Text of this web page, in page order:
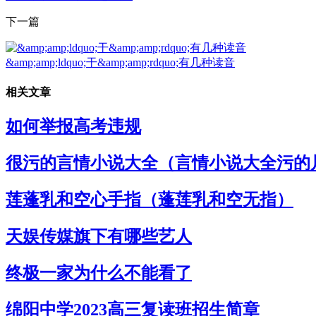
下一篇
&amp;amp;ldquo;干&amp;amp;rdquo;有几种读音
相关文章
如何举报高考违规
很污的言情小说大全（言情小说大全污的
莲蓬乳和空心手指（蓬莲乳和空无指）
天娱传媒旗下有哪些艺人
终极一家为什么不能看了
绵阳中学2023高三复读班招生简章